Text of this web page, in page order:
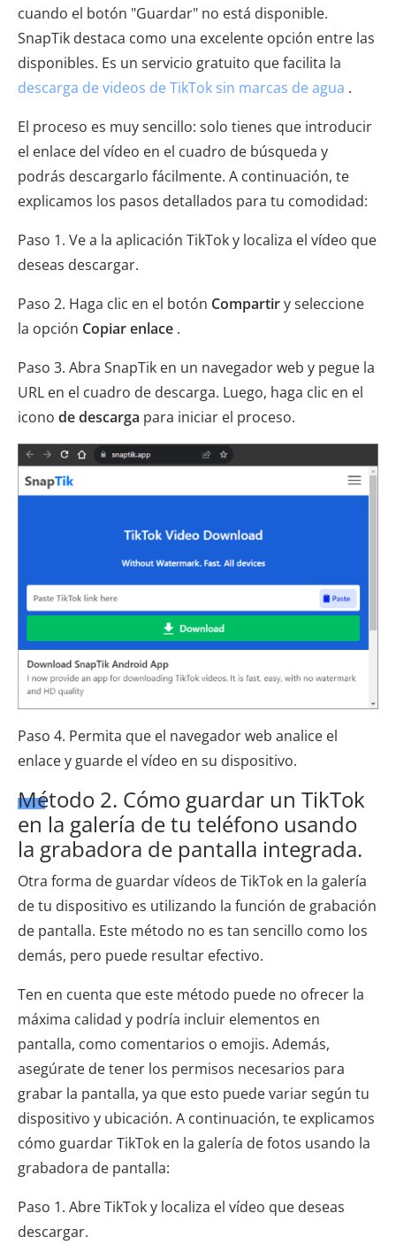
cuando el botón "Guardar" no está disponible.
SnapTik destaca como una excelente opción entre las
disponibles. Es un servicio gratuito que facilita la
descarga de videos de TikTok sin marcas de agua .
El proceso es muy sencillo: solo tienes que introducir
el enlace del vídeo en el cuadro de búsqueda y
podrás descargarlo fácilmente. A continuación, te
explicamos los pasos detallados para tu comodidad:
Paso 1. Ve a la aplicación TikTok y localiza el vídeo que
deseas descargar.
Paso 2. Haga clic en el botón Compartiry seleccione
la opción Copiar enlace .
Paso 3. Abra SnapTik en un navegador web y pegue la
URL en el cuadro de descarga. Luego, haga clic en el
icono de descarga para iniciar el proceso.
Paso 4. Permita que el navegador web analice el
enlace y guarde el vídeo en su dispositivo.
Método 2. Cómo guardar un TikTok
en la galería de tu teléfono usando
la grabadora de pantalla integrada.
Otra forma de guardar vídeos de TikTok en la galería
de tu dispositivo es utilizando la función de grabación
de pantalla. Este método no es tan sencillo como los
demás, pero puede resultar efectivo.
Ten en cuenta que este método puede no ofrecer la
máxima calidad y podría incluir elementos en
pantalla, como comentarios o emojis. Además,
asegúrate de tener los permisos necesarios para
grabar la pantalla, ya que esto puede variar según tu
dispositivo y ubicación. A continuación, te explicamos
cómo guardar TikTok en la galería de fotos usando la
grabadora de pantalla:
Paso 1. Abre TikTok y localiza el vídeo que deseas
descargar.